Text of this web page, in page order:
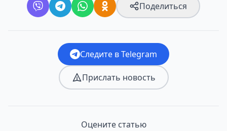
Поделиться
Следите в Telegram
Прислать новость
Оцените статью